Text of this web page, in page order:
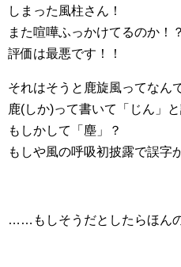
しまった風柱さん！
また喧嘩ふっかけてるのか！
評価は最悪です！！
それはそうと鹿旋風ってなん
鹿(しか)って書いて「じん」
もしかして「塵」？
もしや風の呼吸初披露で誤字
……もしそうだとしたらほん